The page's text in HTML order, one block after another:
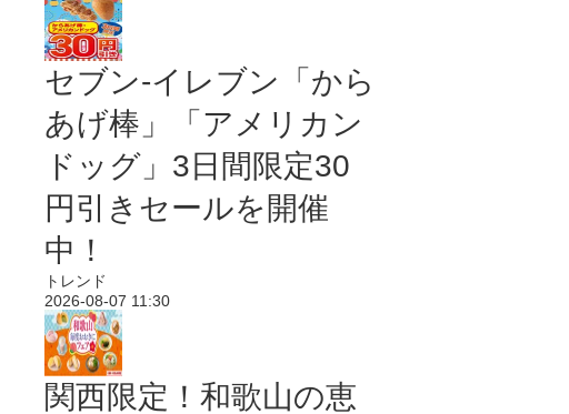
セブン‐イレブン「から
あげ棒」「アメリカン
ドッグ」3日間限定30
円引きセールを開催
中！
トレンド
2026-08-07 11:30
関西限定！和歌山の恵